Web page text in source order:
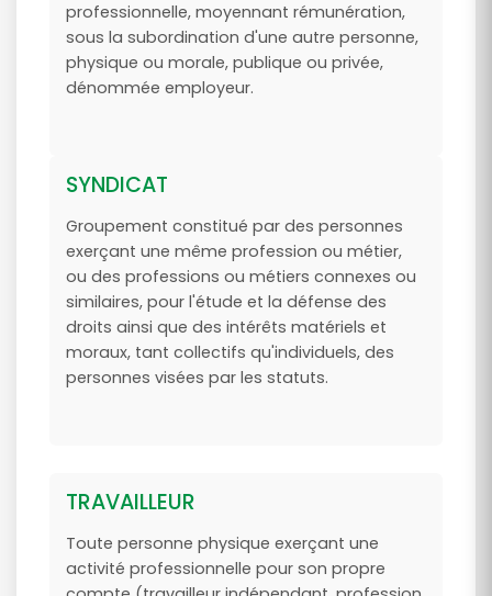
professionnelle, moyennant rémunération,
sous la subordination d'une autre personne,
physique ou morale, publique ou privée,
dénommée employeur.
SYNDICAT
Groupement constitué par des personnes
exerçant une même profession ou métier,
ou des professions ou métiers connexes ou
similaires, pour l'étude et la défense des
droits ainsi que des intérêts matériels et
moraux, tant collectifs qu'individuels, des
personnes visées par les statuts.
TRAVAILLEUR
Toute personne physique exerçant une
activité professionnelle pour son propre